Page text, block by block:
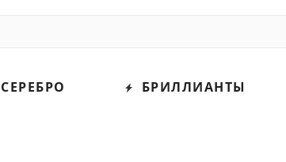
СЕРЕБРО БРИЛЛИАНТЫ